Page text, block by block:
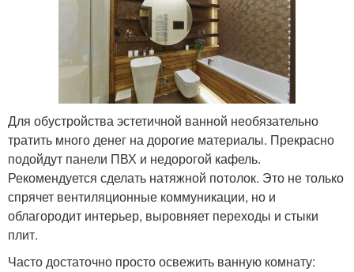
Для обустройства эстетичной ванной необязательно
тратить много денег на дорогие материалы. Прекрасно
подойдут панели ПВХ и недорогой кафель.
Рекомендуется сделать натяжной потолок. Это не только
спрячет вентиляционные коммуникации, но и
облагородит интерьер, выровняет переходы и стыки
плит.
Часто достаточно просто освежить ванную комнату: